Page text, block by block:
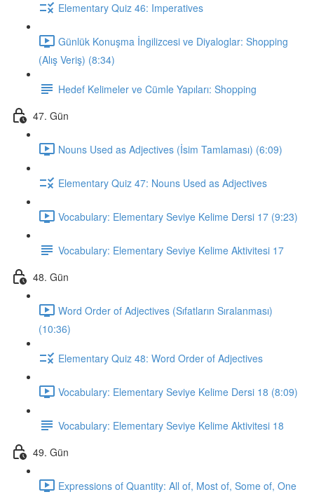
Elementary Quiz 46: Imperatives
Günlük Konuşma İngilizcesi ve Diyaloglar: Shopping
(Alış Veriş) (8:34)
Hedef Kelimeler ve Cümle Yapıları: Shopping
47. Gün
Nouns Used as Adjectives (İsim Tamlaması) (6:09)
Elementary Quiz 47: Nouns Used as Adjectives
Vocabulary: Elementary Seviye Kelime Dersi 17 (9:23)
Vocabulary: Elementary Seviye Kelime Aktivitesi 17
48. Gün
Word Order of Adjectives (Sıfatların Sıralanması)
(10:36)
Elementary Quiz 48: Word Order of Adjectives
Vocabulary: Elementary Seviye Kelime Dersi 18 (8:09)
Vocabulary: Elementary Seviye Kelime Aktivitesi 18
49. Gün
Expressions of Quantity: All of, Most of, Some of, One